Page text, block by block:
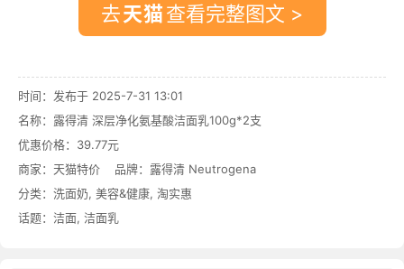
去 查看完整图文 >
时间：发布于 2025-7-31 13:01
名称： 露得清 深层净化氨基酸洁面乳100g*2支
优惠价格： 39.77元
商家： 天猫特价 品牌： 露得清 Neutrogena
分类： 洗面奶, 美容&健康, 淘实惠
话题： 洁面, 洁面乳